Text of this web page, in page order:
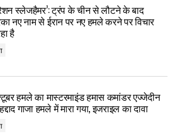
स्लेजहैमर’: ट्रंप के चीन से लौटने के बाद
नए नाम से ईरान पर नए हमले करने पर विचार
है
हमले का मास्टरमाइंड हमास कमांडर एज्जेदीन
गाजा हमले में मारा गया, इजराइल का दावा